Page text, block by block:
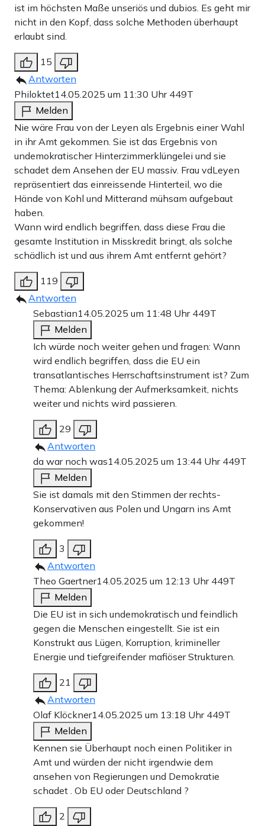
ist im höchsten Maße unseriös und dubios. Es geht mir
nicht in den Kopf, dass solche Methoden überhaupt
erlaubt sind.
15
Antworten
Philoktet14.05.2025 um 11:30 Uhr 449T
Melden
Nie wäre Frau von der Leyen als Ergebnis einer Wahl
in ihr Amt gekommen. Sie ist das Ergebnis von
undemokratischer Hinterzimmerklüngelei und sie
schadet dem Ansehen der EU massiv. Frau vdLeyen
repräsentiert das einreissende Hinterteil, wo die
Hände von Kohl und Mitterand mühsam aufgebaut
haben.
Wann wird endlich begriffen, dass diese Frau die
gesamte Institution in Misskredit bringt, als solche
schädlich ist und aus ihrem Amt entfernt gehört?
119
Antworten
Sebastian14.05.2025 um 11:48 Uhr 449T
Melden
Ich würde noch weiter gehen und fragen: Wann
wird endlich begriffen, dass die EU ein
transatlantisches Herrschaftsinstrument ist? Zum
Thema: Ablenkung der Aufmerksamkeit, nichts
weiter und nichts wird passieren.
29
Antworten
da war noch was14.05.2025 um 13:44 Uhr 449T
Melden
Sie ist damals mit den Stimmen der rechts-
Konservativen aus Polen und Ungarn ins Amt
gekommen!
3
Antworten
Theo Gaertner14.05.2025 um 12:13 Uhr 449T
Melden
Die EU ist in sich undemokratisch und feindlich
gegen die Menschen eingestellt. Sie ist ein
Konstrukt aus Lügen, Korruption, krimineller
Energie und tiefgreifender mafiöser Strukturen.
21
Antworten
Olaf Klöckner14.05.2025 um 13:18 Uhr 449T
Melden
Kennen sie Überhaupt noch einen Politiker in
Amt und würden der nicht irgendwie dem
ansehen von Regierungen und Demokratie
schadet . Ob EU oder Deutschland ?
2